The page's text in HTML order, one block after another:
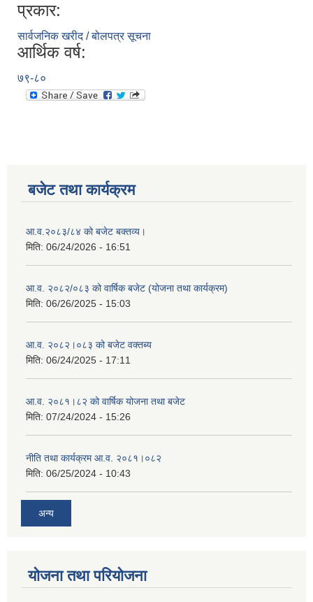
प्रकार:
सार्वजनिक खरीद / बोलपत्र सूचना
आर्थिक वर्ष:
७९-८०
बजेट तथा कार्यक्रम
आ.व.२०८३/८४ को बजेट बक्तव्य।
मिति: 06/24/2026 - 16:51
आ.व. २०८२/०८३ को वार्षिक बजेट (योजना तथा कार्यक्रम)
मिति: 06/26/2025 - 15:03
आ.व. २०८२।०८३ को बजेट वक्तब्य
मिति: 06/24/2025 - 17:11
आ.व. २०८१।८२ को वार्षिक योजना तथा बजेट
मिति: 07/24/2024 - 15:26
नीति तथा कार्यक्रम आ.व. २०८१।०८२
मिति: 06/25/2024 - 10:43
अन्य
योजना तथा परियोजना